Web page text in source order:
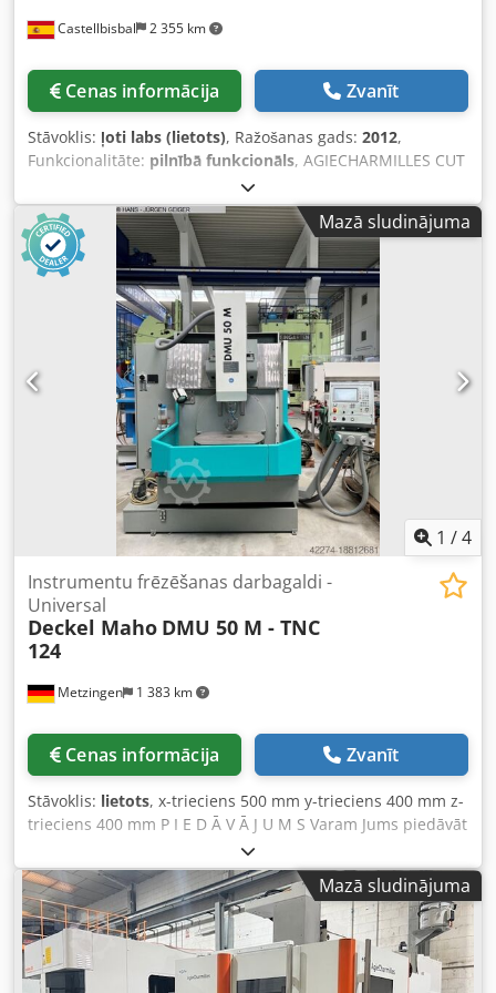
Castellbisbal 2 355 km
Cenas informācija Zvanīt
Stāvoklis: ļoti labs (lietots), Ražošanas gads: 2012,
Funkcionalitāte: pilnībā funkcionāls, AGIECHARMILLES CUT
2000 AWC STIEPLES ELEKTROEROSIJAS IEKĀRTA (DIVGALVU)
RAŽOŠANAS GADS: 2012 X: 350, Y: 250, Z: 256, U/V: ±70 mm
gājieni Csdpfxjy Twkaj Aprerf Maksimālā koniskuma
30°/100 mm Lineārie lineāli Automātiska stieples ievēršana
un pārvēršana Divgalvu tehnoloģija Opcija darbam ar 0,05
un 0,07 mm stieplēm Pieļaujamais stieples diapazons:
0,05-0,33 mm AGIEVISION 5 ģenerators SuperFinish
modulis – apdare līdz 0,05 Ra Atkārtotas ievēršanas
augstums: 220 mm Spoles līdz 8 kg Plašs tehnoloģiju klāsts
populārākajiem materiāliem/sagatavēm Iespējama
izmēģinājuma griešana
Mazā sludinājuma
1 /4
Metzingen 1 383 km
Instrumentu frēzēšanas darbagaldi -
Universal
Deckel Maho DMU 50 M - TNC
124
Cenas informācija Zvanīt
Stāvoklis: lietots, x-trieciens 500 mm y-trieciens 400 mm z-
trieciens 400 mm P I E D Ā V Ā J U M S Varam Jums piedāvāt
no noliktavas, ar tiesībām uz kļūdām un iepriekšēju
pārdošanu, nav saistošs piedāvājums: DECKEL MAHO CNC
universālā frēzmašīna tips DMU 50 M gads 1998 _____
Darba laukums: Gareniskais gājiens X-ass 500 mm
Vertikālais gājiens Z-ass 400 mm Šķērsvirziena gājiens Y-
ass 400 mm C-ass – darba galda rotācija, manuāla 360 ° B-
ass – darba galda slīpums, manuāla ° darba galda izmērs
Mazā sludinājuma